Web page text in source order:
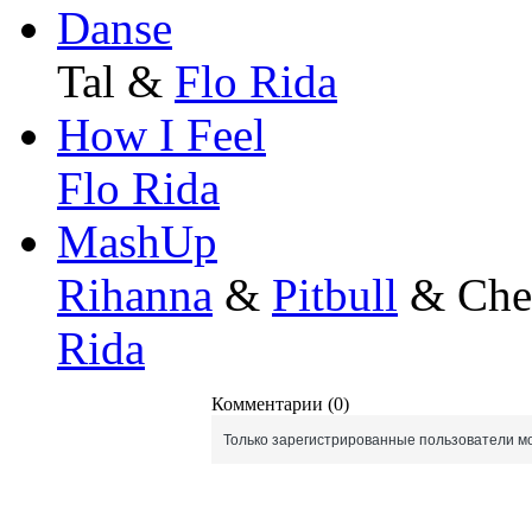
Danse
Tal & Flo Rida
How I Feel
Flo Rida
MashUp
Rihanna & Pitbull &
Rida
Комментарии (0)
Только зарегистрированные пользователи